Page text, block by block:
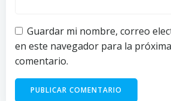
Guardar mi nombre, correo
en este navegador para la
comentario.